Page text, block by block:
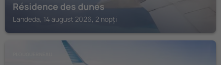
Résidence des dunes
Landeda, 14 august 2026, 2 nopți